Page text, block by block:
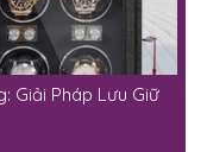
Giải Pháp Lưu Giữ